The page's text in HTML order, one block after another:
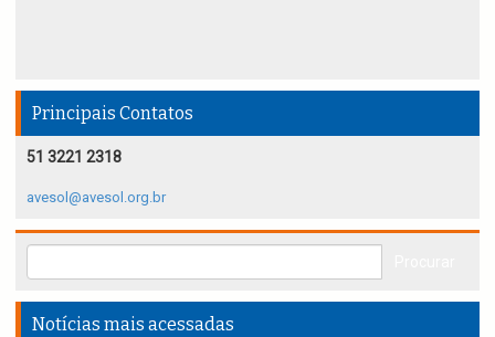
Principais Contatos
51 3221 2318
avesol@avesol.org.br
Notícias mais acessadas